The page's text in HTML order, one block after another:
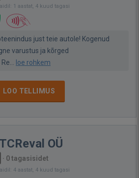
1 aastat, 4 kuud tagasi
just teie autole! Kogenud
varustus ja kõrged
loe rohkem
LOO TELLIMUS
OÜ
· 0 tagasisidet
4 aastat, 4 kuud tagasi